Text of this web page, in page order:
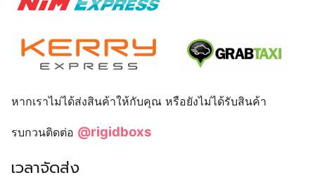
หากเราไม่ได้ส่งสินค้าให้กับคุณ หรือยังไม่ได้รับสินค้า
รบกวนติดต่อ @rigidboxs
เวลาจัดส่ง